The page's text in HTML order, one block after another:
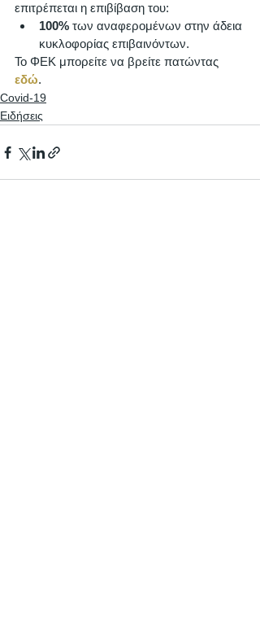
επιτρέπεται η επιβίβαση του:
100% των αναφερομένων στην άδεια
κυκλοφορίας επιβαινόντων.
Το ΦΕΚ μπορείτε να βρείτε πατώντας
εδώ.
Covid-19
Ειδήσεις